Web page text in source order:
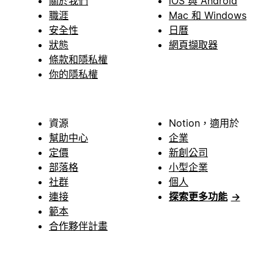
職涯
安全性
狀態
條款和隱私權
你的隱私權
Mac 和 Windows
日曆
網頁擷取器
資源
幫助中心
定價
部落格
社群
連接
範本
合作夥伴計畫
Notion，適用於
企業
新創公司
小型企業
個人
探索更多功能 →